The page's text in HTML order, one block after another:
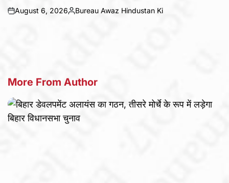
on
August 6, 2026
Posted
Bureau Awaz Hindustan Ki
More From Author